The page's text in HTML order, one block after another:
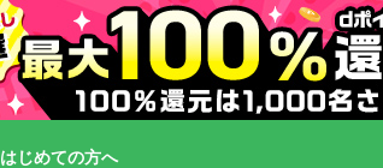
はじめての方へ